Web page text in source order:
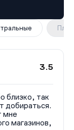
3.5
близко, так
добираться.
мне
магазинов,